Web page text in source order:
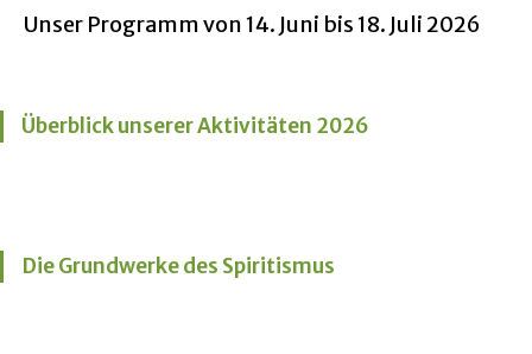
Unser Programm von 14. Juni bis 18. Juli 2026
Überblick unserer Aktivitäten 2026
Die Grundwerke des Spiritismus